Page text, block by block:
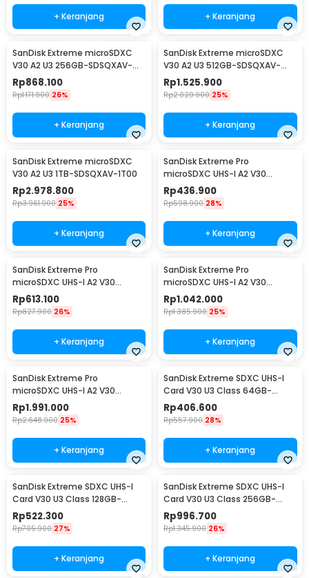
+ Keranjang + Keranjang
SanDisk Extreme microSDXC
V30 A2 U3 256GB-SDSQXAV-
256G
Rp868.100
Rp1.171.900 26%
+ Keranjang
SanDisk Extreme microSDXC
V30 A2 U3 512GB-SDSQXAV-
512G
Rp1.525.900
Rp2.029.900 25%
+ Keranjang
SanDisk Extreme microSDXC
V30 A2 U3 1TB-SDSQXAV-1T00
Rp2.978.800
Rp3.961.900 25%
+ Keranjang
SanDisk Extreme Pro
microSDXC UHS-I A2 V30
200MB/s 64GB-SDSQXCU-
064G
Rp436.900
Rp598.900 28%
+ Keranjang
SanDisk Extreme Pro
microSDXC UHS-I A2 V30
200MB/s 128GB-SDSQXCD-
128G
Rp613.100
Rp827.900 26%
+ Keranjang
SanDisk Extreme Pro
microSDXC UHS-I A2 V30
200MB/s 256GB-SDSQXCD-
256G
Rp1.042.000
Rp1.385.900 25%
+ Keranjang
SanDisk Extreme Pro
microSDXC UHS-I A2 V30
200MB/s 512GB-SDSQXCD-
512G
Rp1.991.000
Rp2.648.900 25%
+ Keranjang
SanDisk Extreme SDXC UHS-I
Card V30 U3 Class 64GB-
SDSDXV2-064G - SDSDXV
Rp406.600
Rp557.900 28%
+ Keranjang
SanDisk Extreme SDXC UHS-I
Card V30 U3 Class 128GB-
SDSDXVA-128G - SDSDXV
Rp522.300
Rp705.900 27%
+ Keranjang
SanDisk Extreme SDXC UHS-I
Card V30 U3 Class 256GB-
SDSDXVV-256G - SDSDXV
Rp996.700
Rp1.345.900 26%
+ Keranjang